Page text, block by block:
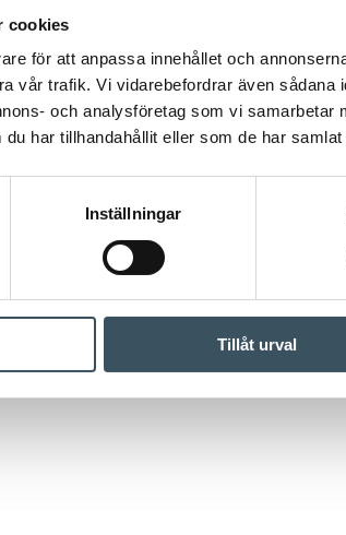
cookies
för att anpassa innehållet och
vår trafik. Vi vidarebefordrar även sådana
och analysföretag som vi
har tillhandahållit eller som de har
Inställningar
Tillåt urval